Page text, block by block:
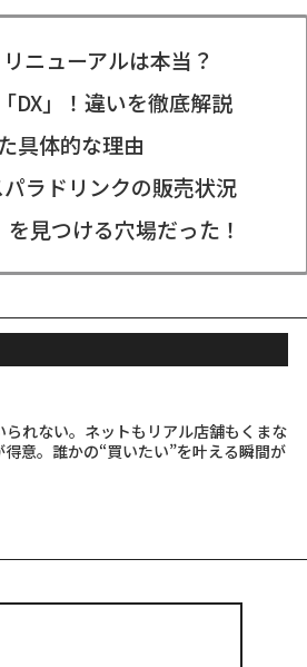
ニューアルは本当？
DX」！違いを徹底解説
具体的な理由
ラドリンクの販売状況
見つける穴場だった！
られない。ネットもリアル店舗もくまな
意。誰かの“買いたい”を叶える瞬間が